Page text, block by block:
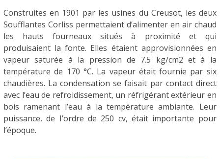
Construites en 1901 par les usines du Creusot, les deux
Soufflantes Corliss permettaient d’alimenter en air chaud
les hauts fourneaux situés à proximité et qui
produisaient la fonte. Elles étaient approvisionnées en
vapeur saturée à la pression de 7.5 kg/cm2 et à la
température de 170 °C. La vapeur était fournie par six
chaudières. La condensation se faisait par contact direct
avec l’eau de refroidissement, un réfrigérant extérieur en
bois ramenant l’eau à la température ambiante. Leur
puissance, de I’ordre de 250 cv, était importante pour
l’époque.